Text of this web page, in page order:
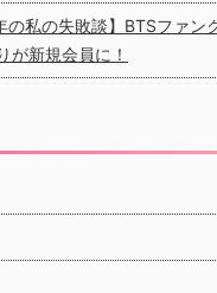
の私の失敗談】BTSファン
が新規会員に！